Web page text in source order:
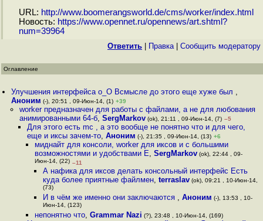
URL: http://www.boomerangsworld.de/cms/worker/index.html
Новость: https://www.opennet.ru/opennews/art.shtml?
num=39964
Ответить Правка| Cообщить модератору
Оглавление
Улучшения интерфейса o_O Всмысле до этого еще хуже был ,
Аноним (-), 20:51 , 09-Июн-14, (1) +39
worker предназначен для работы с файлами, а не для любования
анимированными 64-б, SergMarkov(ok), 21:11 , 09-Июн-14, (7) –5
Для этого есть mc , а это вообще не понятно что и для чего,
еще и иксы зачем-то, Аноним (-), 21:35 , 09-Июн-14, (13) +6
миднайт для консоли, worker для иксов и с большими
возможностями и удобствами Е,SergMarkov (ok), 22:44 , 09-
Июн-14, (22) –11
А нафика для иксов делать консольный интерфейс Есть
куда более приятные файлмен, terraslav(ok), 09:21 , 10-Июн-14,
(73)
И в чём же именно они заключаются , Аноним (-), 13:53 , 10-
Июн-14, (123)
непонятно что,Grammar Nazi (?), 23:48 , 10-Июн-14, (169)